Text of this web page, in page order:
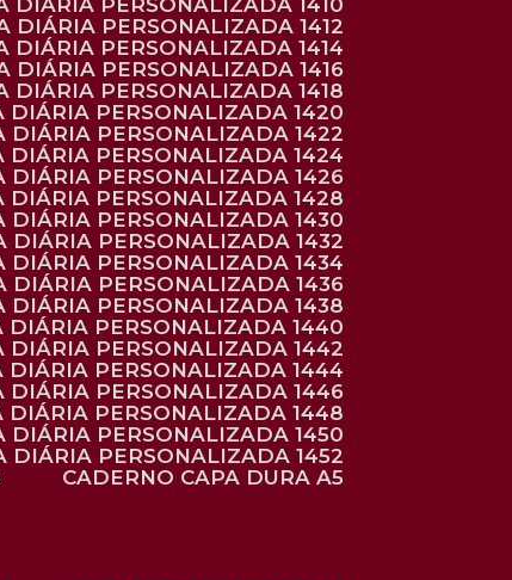
DIÁRIA PERSONALIZADA 1410
DIÁRIA PERSONALIZADA 1412
DIÁRIA PERSONALIZADA 1414
DIÁRIA PERSONALIZADA 1416
DIÁRIA PERSONALIZADA 1418
DIÁRIA PERSONALIZADA 1420
DIÁRIA PERSONALIZADA 1422
DIÁRIA PERSONALIZADA 1424
DIÁRIA PERSONALIZADA 1426
DIÁRIA PERSONALIZADA 1428
DIÁRIA PERSONALIZADA 1430
DIÁRIA PERSONALIZADA 1432
DIÁRIA PERSONALIZADA 1434
DIÁRIA PERSONALIZADA 1436
DIÁRIA PERSONALIZADA 1438
DIÁRIA PERSONALIZADA 1440
DIÁRIA PERSONALIZADA 1442
DIÁRIA PERSONALIZADA 1444
DIÁRIA PERSONALIZADA 1446
DIÁRIA PERSONALIZADA 1448
DIÁRIA PERSONALIZADA 1450
DIÁRIA PERSONALIZADA 1452
CADERNO CAPA DURA A5